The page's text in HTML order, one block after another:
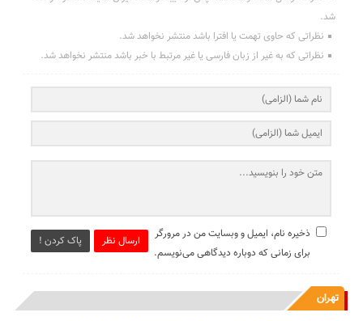
شد.
نظراتی که حاوی تهمت یا افترا باشد منتشر نخواهد شد.
نظراتی که به غیر از زبان فارسی یا غیر مرتبط با خبر باشد منتشر نخواهد شد.
ارسال نظر پاک کردن !
ذخیره نام، ایمیل و وبسایت من در مرورگر
برای زمانی که دوباره دیدگاهی می‌نویسم.
تهران